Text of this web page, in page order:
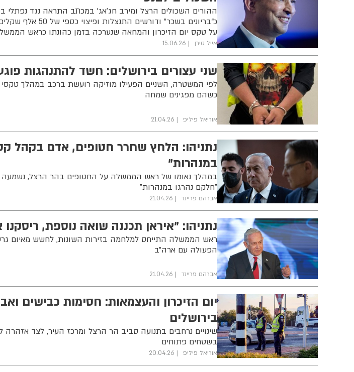
ההורים השכולים הרצל ומירב חג׳אג׳ במכתב התראה נגד נפתלי
כ“בריונים בשכר” ודורשים
על טקס יום הזיכרון והמחאה שנערכה בזמן כהונתו כראש
אייל טירן 15.06.26
שני עצורים בירושלים: חשד להתנהגות
לפי המשטרה, השניים הפעילו מוזיקה רועשת ברכב במהלך טקסי
כשהם מפגינים שמחה
אוריאל פיליפ 21.04.26
נתניהו: הלחץ שחרר חטופים, אדם בקהל
במנהרות"
במהלך נאומו של ראש הממשלה על החטופים בהר הרצל,
"חלקם נהרגו במנהרות"
אברהם פריינד 21.04.26
נתניהו: "איראן תכננה שואה נוספת,
ראש הממשלה התייחס למלחמה בזירות השונות, לחשש מאיום
הפעולה עם ארה״ב
אברהם פריינד 21.04.26
יום הזיכרון והעצמאות: חסימות כבישים
בירושלים
שינויים נרחבים בתנועה סביב הר הרצל ומרכז העיר, לצד אזהרה
בשטחים פתוחים
אוריאל פיליפ 20.04.26